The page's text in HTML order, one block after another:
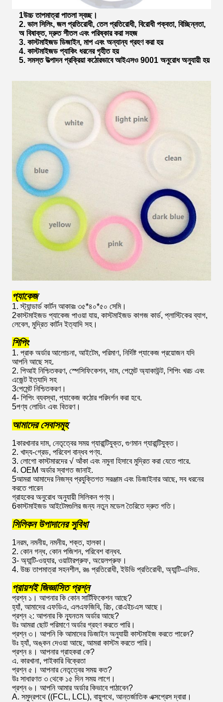
1উচ্চ তাপমাত্রা পাতলা স্বচ্ছ।
2. ভাল সিলিং, জল প্রতিরোধী, তেল প্রতিরোধী, বিরোধী পক্বতা, বিচ্ছিন্নতা,
অ বিষাক্ত, দ্রুত শীতল এবং পরিষ্কার করা সহজ
3. কাস্টমাইজড ডিজাইন, মাপ এবং অন্যান্য গ্রহণ করা হয়
4. কাস্টমাইজড প্যাকিং ধরনের গৃহীত হয়
5. সমস্ত উত্পাদন প্রক্রিয়া কঠোরভাবে আইএসও 9001 অনুরোধ অনুযায়ী হয়
প্যাকেজ
1. স্ট্যান্ডার্ড কার্টন আকারঃ ৩৫*৪০*৫০ সেমি।
2কাস্টমাইজড প্যাকেজ পাওয়া যায়, কাস্টমাইজড কাগজ কার্ড, প্লাস্টিকের ব্যাগ,
লেবেল, মুদ্রিত কার্টন ইত্যাদি সহ।
শিপিং
1. প্রাক অর্ডার আলোচনা, আইটেম, পরিমাণ, নির্দিষ্ট প্যাকেজ প্রয়োজন যদি
আপনি আছে সহ.
2. পিআই নিশ্চিতকরণ, স্পেসিফিকেশন, দাম, পেমেন্ট অ্যাকাউন্ট, শিপিং খরচ এবং
এজেন্ট ইত্যাদি সহ
3পেমেন্ট নিশ্চিতকরণ।
4- শিপিং ব্যবস্থা, প্যাকেজ কঠোর পরিদর্শন করা হবে.
5পণ্য লোডিং এবং বিতরণ।
আমাদের সেবাসমূহ
1কারখানার দাম, নেতৃত্বের সময় গ্যারান্টিযুক্ত, গুণমান গ্যারান্টিযুক্ত।
2. খাদ্য-গ্রেড, পরিবেশ বান্ধব পণ্য.
3. লোগো কাস্টমারদের √ আঁকা এবং নমুনা হিসাবে মুদ্রিত করা যেতে পারে.
4. OEM অর্ডার স্বাগত জানাই.
5আমরা আমাদের নিজস্ব প্রযুক্তিগত সরঞ্জাম এবং ডিজাইনার আছে, সব ধরনের
করতে পারেন
গ্রাহকের অনুরোধ অনুযায়ী সিলিকন পণ্য।
6কাস্টমাইজড আইটেমগুলির জন্য নতুন মডেল তৈরিতে দ্রুত গতি।
সিলিকন উপাদানের সুবিধা
1নরম, নমনীয়, নমনীয়, শক্ত, হালকা।
2. কোন গন্ধ, কোন পজিশন, পরিবেশ বান্ধব.
3- অ্যান্টি-ওয়্যার, ওয়াটারপ্রুফ, অয়েলপ্রুফ।
4. উচ্চ তাপমাত্রা সহনশীল, রঙ প্রতিরোধী, ইউভি প্রতিরোধী, অ্যান্টি-এসিড.
প্রায়শই জিজ্ঞাসিত প্রশ্ন
প্রশ্ন ১। আপনার কি কোন সার্টিফিকেশন আছে?
হ্যাঁ, আমাদের এফডিএ, এলএফজিবি, রিচ, রোএইচএস আছে।
প্রশ্ন ২: আপনার কি ন্যূনতম অর্ডার আছে?
উঃ আমরা ছোট পরিমাণে অর্ডার গ্রহণ করতে পারি।
প্রশ্ন ৩। আপনি কি আমাদের ডিজাইন অনুযায়ী কাস্টমাইজ করতে পারেন?
উঃ হ্যাঁ, অঙ্কন দেওয়া আছে, আমরা কাস্টম করতে পারি।
প্রশ্ন ৪। আপনার গ্রাহকরা কে?
এ. কারখানা, পাইকারি বিক্রেতা
প্রশ্ন ৫। আপনার নেতৃত্বের সময় কত?
উঃ সাধারণত ৩ থেকে ১৫ দিন সময় লাগে।
প্রশ্ন ৬। আপনি আমার অর্ডার কিভাবে পাঠাবেন?
A. সমুদ্রপথে ((FCL, LCL), বায়ুপথে, আন্তর্জাতিক এক্সপ্রেস দ্বারা।